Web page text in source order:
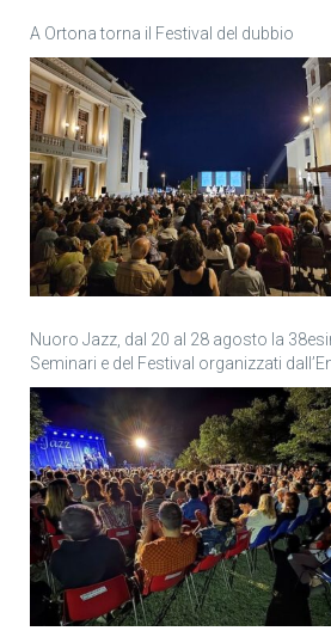
A Ortona torna il Festival del dubbio
Nuoro Jazz, dal 20 al 28 agosto la
Seminari e del Festival organizzati